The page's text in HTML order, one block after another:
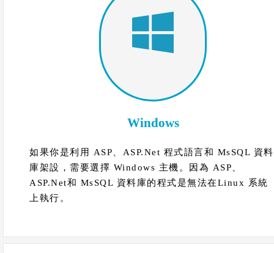
Windows
如果你是利用 ASP、ASP.Net 程式語言和 MsSQL 資料
庫架設，需要選擇 Windows 主機。因為 ASP、
ASP.Net和 MsSQL 資料庫的程式是無法在Linux 系統
上執行。